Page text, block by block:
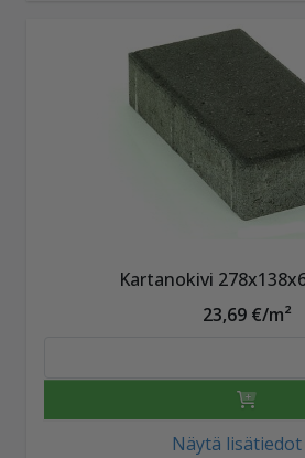
Kartanokivi
23,69 €/m²
Näytä lisätiedot